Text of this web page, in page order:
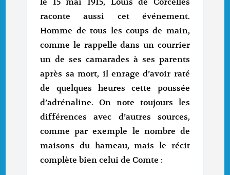
raconte aussi cet événement.
Homme de tous les coups de main,
comme le rappelle dans un courrier
un de ses camarades à ses parents
après sa mort, il enrage d’avoir raté
de quelques heures cette poussée
d’adrénaline. On note toujours les
différences avec d’autres sources,
comme par exemple le nombre de
maisons du hameau, mais le récit
complète bien celui de Comte :